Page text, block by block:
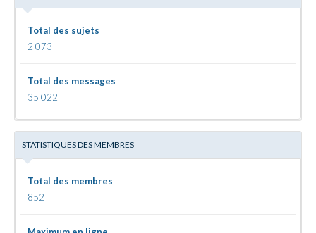
Total des sujets
2 073
Total des messages
35 022
STATISTIQUES DES MEMBRES
Total des membres
852